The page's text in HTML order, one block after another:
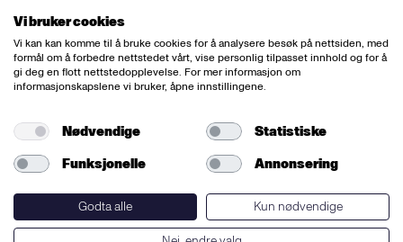
Følg oss på sosiale medier
Nettredaktør:Willy Bergsnov
Varsling og etiske retningslinjer
Redegjørelse etter åpenhetsloven
Vi bruker cookies
Vi kan kan komme til å bruke cookies for å analysere besøk på nettsiden, med
formål om å forbedre nettstedet vårt, vise personlig tilpasset innhold og for å
gi deg en flott nettstedopplevelse. For mer informasjon om
informasjonskapslene vi bruker, åpne innstillingene.
Nødvendige
Statistiske
Funksjonelle
Annonsering
Godta alle
Kun nødvendige